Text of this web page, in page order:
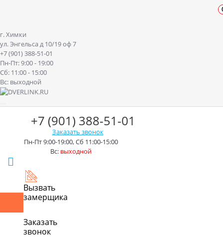
г. Химки
ул. Энгельса д 10/19 оф 7
+7 (901) 388-51-01
Пн-Пт: 9:00 - 19:00
Сб: 11:00 - 15:00
Вс: выходной
+7 (901) 388-51-01
Заказать звонок
Пн-Пт 9:00-19:00, Сб 11:00-15:00
Вс: выходной
Вызвать
замерщика
Заказать
звонок